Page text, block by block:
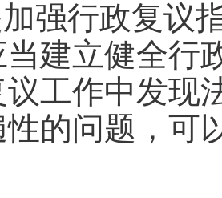
加强行政复议
当建立健全行
工作中发现
的问题，可